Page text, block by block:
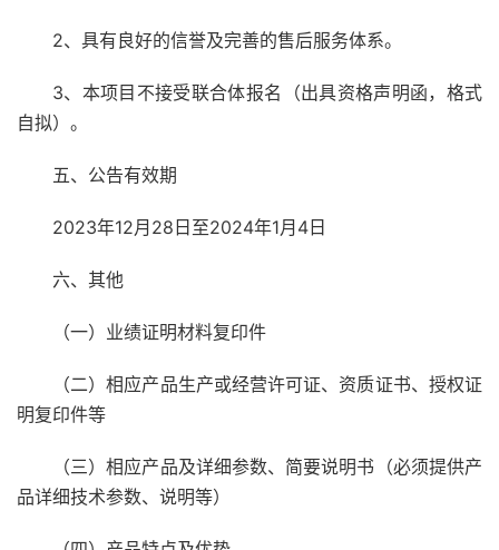
2、具有良好的信誉及完善的售后服务体系。
3、本项目不接受联合体报名（出具资格声明函，格式
自拟）。
五、公告有效期
2023年12月28日至2024年1月4日
六、其他
（一）业绩证明材料复印件
（二）相应产品生产或经营许可证、资质证书、授权证
明复印件等
（三）相应产品及详细参数、简要说明书（必须提供产
品详细技术参数、说明等）